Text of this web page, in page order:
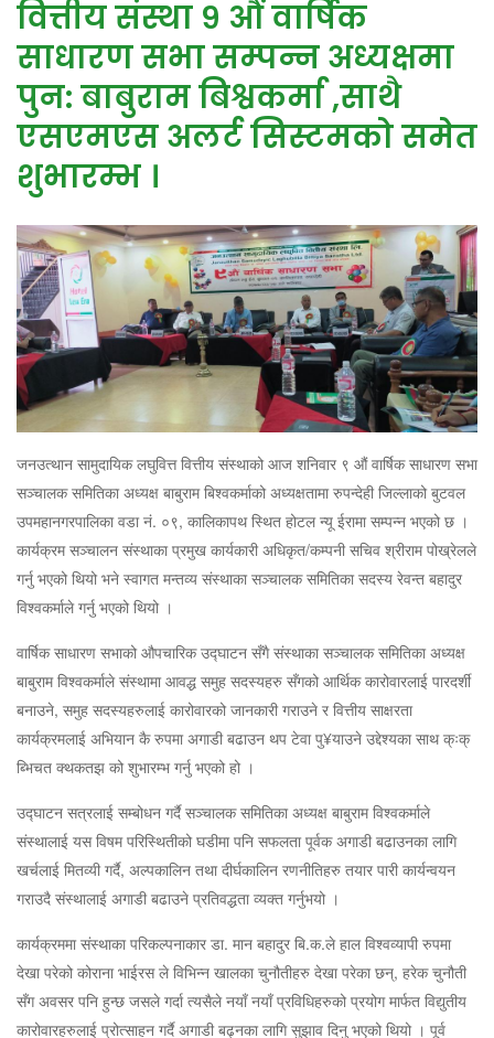
वित्तीय संस्था ९ औं वार्षिक
साधारण सभा सम्पन्न अध्यक्षमा
पुन: बाबुराम बिश्वकर्मा ,साथै
एसएमएस अलर्ट सिस्टमको समेत
शुभारम्भ ।
जनउत्थान सामुदायिक लघुवित्त वित्तीय संस्थाको आज शनिवार ९ औं वार्षिक साधारण सभा
सञ्चालक समितिका अध्यक्ष बाबुराम बिश्वकर्माको अध्यक्षतामा रुपन्देही जिल्लाको बुटवल
उपमहानगरपालिका वडा नं. ०९, कालिकापथ स्थित होटल न्यू ईरामा सम्पन्न भएको छ ।
कार्यक्रम सञ्चालन संस्थाका प्रमुख कार्यकारी अधिकृत/कम्पनी सचिव श्रीराम पोख्रेलले
गर्नु भएको थियो भने स्वागत मन्तव्य संस्थाका सञ्चालक समितिका सदस्य रेवन्त बहादुर
विश्वकर्माले गर्नु भएको थियो ।
वार्षिक साधारण सभाको औपचारिक उद्घाटन सँगै संस्थाका सञ्चालक समितिका अध्यक्ष
बाबुराम विश्वकर्माले संस्थामा आवद्ध समुह सदस्यहरु सँगको आर्थिक कारोवारलाई पारदर्शी
बनाउने, समुह सदस्यहरुलाई कारोवारको जानकारी गराउने र वित्तीय साक्षरता
कार्यक्रमलाई अभियान कै रुपमा अगाडी बढाउन थप टेवा पु¥याउने उद्देश्यका साथ क्ःक्
ब्भिचत क्थकतझ को शुभारम्भ गर्नु भएको हो ।
उद्घाटन सत्रलाई सम्बोधन गर्दै सञ्चालक समितिका अध्यक्ष बाबुराम विश्वकर्माले
संस्थालाई यस विषम परिस्थितीको घडीमा पनि सफलता पूर्वक अगाडी बढाउनका लागि
खर्चलाई मितव्यी गर्दै, अल्पकालिन तथा दीर्घकालिन रणनीतिहरु तयार पारी कार्यन्वयन
गराउदै संस्थालाई अगाडी बढाउने प्रतिवद्धता व्यक्त गर्नुभयो ।
कार्यक्रममा संस्थाका परिकल्पनाकार डा. मान बहादुर बि.क.ले हाल विश्वव्यापी रुपमा
देखा परेको कोराना भाईरस ले विभिन्न खालका चुनौतीहरु देखा परेका छन्, हरेक चुनौती
सँग अवसर पनि हुन्छ जसले गर्दा त्यसैले नयाँ नयाँ प्रविधिहरुको प्रयोग मार्फत विद्युतीय
कारोवारहरुलाई प्रोत्साहन गर्दै अगाडी बढ्नका लागि सुझाव दिनु भएको थियो । पूर्व